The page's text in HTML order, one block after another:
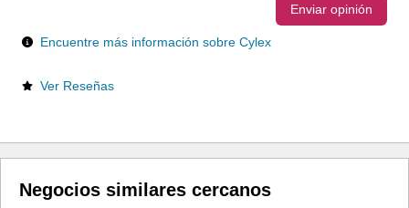
Enviar opinión
Encuentre más información sobre Cylex
Ver Reseñas
Negocios similares cercanos